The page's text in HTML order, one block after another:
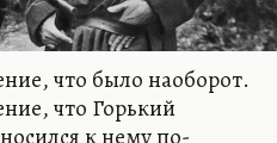
что было наоборот.
что Горький
к нему по-